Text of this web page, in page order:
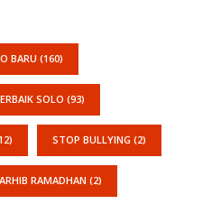
BARU (160)
SOLO (93)
STOP BULLYING (2)
RAMADHAN (2)